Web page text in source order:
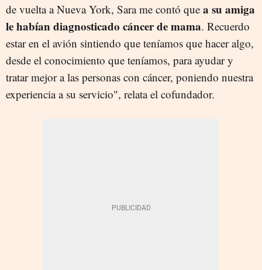
de vuelta a Nueva York, Sara me contó que a su amiga
le habían diagnosticado cáncer de mama. Recuerdo
estar en el avión sintiendo que teníamos que hacer algo,
desde el conocimiento que teníamos, para ayudar y
tratar mejor a las personas con cáncer, poniendo nuestra
experiencia a su servicio", relata el cofundador.